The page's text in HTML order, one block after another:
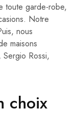
toute garde-robe,
Notre
nous
maisons
Sergio Rossi,
choix